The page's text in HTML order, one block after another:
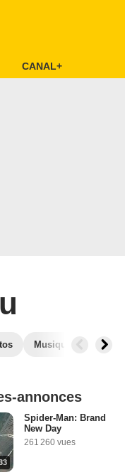
CANAL+
Musique
annonces
Spider-Man: Brand
New Day
261 260 vues